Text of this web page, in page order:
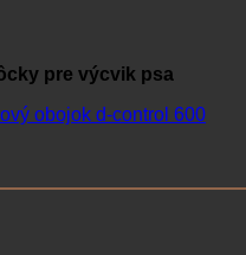
pre výcvik psa
obojok d-control 600